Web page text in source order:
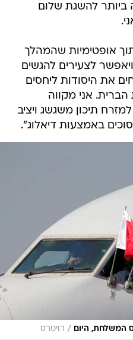
ביותר להשגת שלום
אופטימיות שהמהלך
ויאפשר לצעירים להגשים
את היסודות ליחסים
הברית. אני מקווה
תיכון משגשג ויציב
באמצעות דיאלוג".
המשלחת, היום / רויטרס